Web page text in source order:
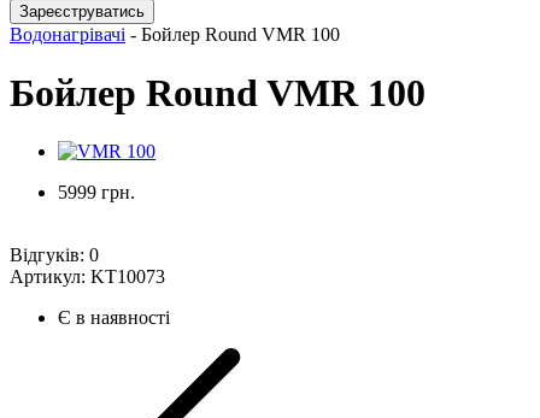
Зареєструватись
Водонагрівачі - Бойлер Round VMR 100
Бойлер Round VMR 100
5999 грн.
Відгуків: 0
Артикул: KT10073
Є в наявності